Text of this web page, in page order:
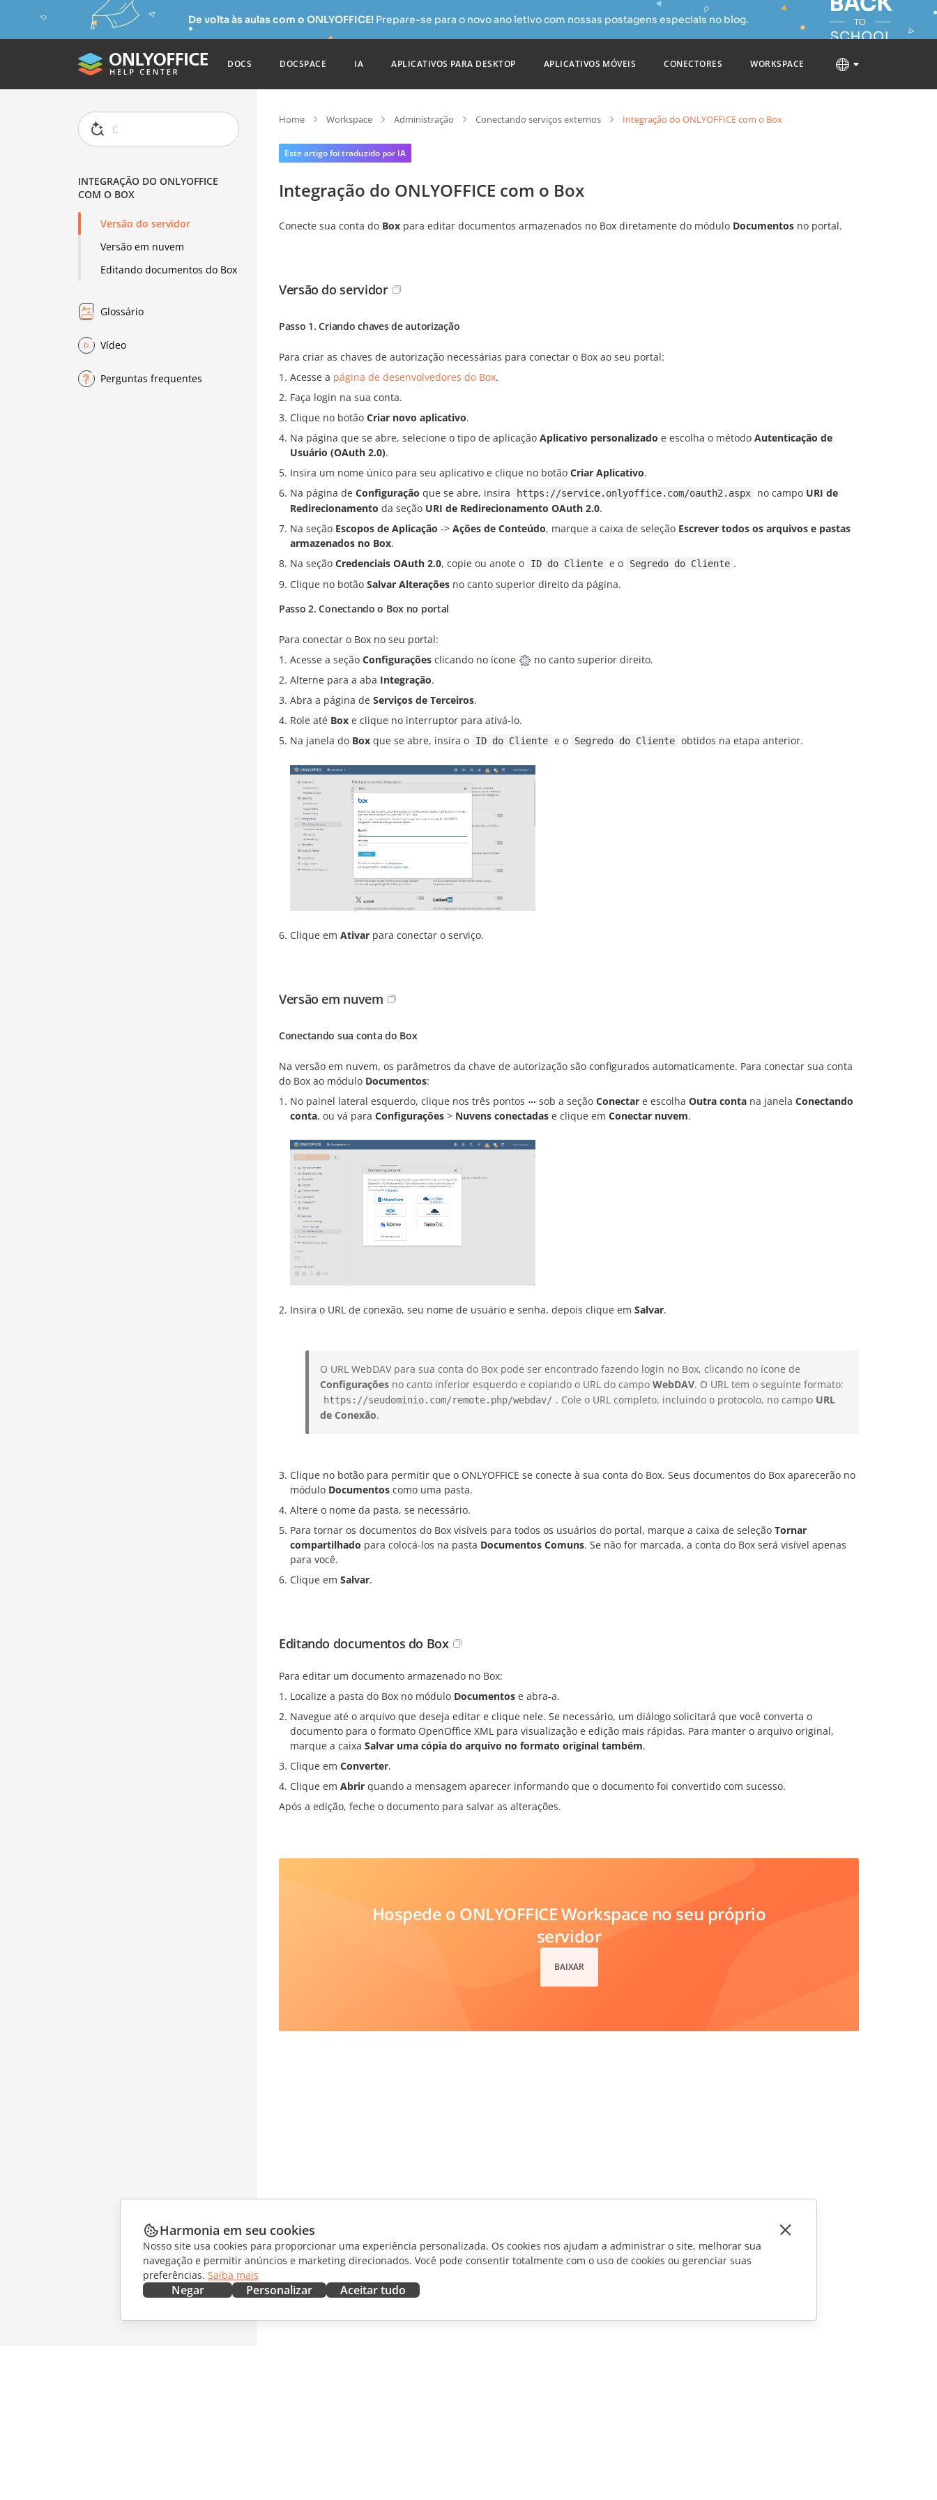
De volta às aulas com o ONLYOFFICE! Prepare-se para o novo ano letivo com nossas postagens especiais no blog.
DOCS DOCSPACE IA APLICATIVOS PARA DESKTOP APLICATIVOS MÓVEIS CONECTORES WORKSPACE
INTEGRAÇÃO DO ONLYOFFICE
COM O BOX
Versão do servidor
Versão em nuvem
Editando documentos do Box
Glossário
Vídeo
Perguntas frequentes
Home Workspace Administração Conectando serviços externos Integração do ONLYOFFICE com o Box
Este artigo foi traduzido por IA
Integração do ONLYOFFICE com o Box
Conecte sua conta do Box para editar documentos armazenados no Box diretamente do módulo Documentos no portal.
Versão do servidor
Passo 1. Criando chaves de autorização
Para criar as chaves de autorização necessárias para conectar o Box ao seu portal:
Acesse a página de desenvolvedores do Box.
Faça login na sua conta.
Clique no botão Criar novo aplicativo.
Na página que se abre, selecione o tipo de aplicação Aplicativo personalizado e escolha o método Autenticação de
Usuário (OAuth 2.0).
Insira um nome único para seu aplicativo e clique no botão Criar Aplicativo.
Na página de Configuração que se abre, insira https://service.onlyoffice.com/oauth2.aspx no campo URI de
Redirecionamento da seção URI de Redirecionamento OAuth 2.0.
Na seção Escopos de Aplicação -> Ações de Conteúdo, marque a caixa de seleção Escrever todos os arquivos e pastas
armazenados no Box.
Na seção Credenciais OAuth 2.0, copie ou anote o ID do Cliente e o Segredo do Cliente .
Clique no botão Salvar Alterações no canto superior direito da página.
Passo 2. Conectando o Box no portal
Para conectar o Box no seu portal:
Acesse a seção Configurações clicando no ícone
no canto superior direito.
Alterne para a aba Integração.
Abra a página de Serviços de Terceiros.
Role até Box e clique no interruptor para ativá-lo.
Na janela do Box que se abre, insira o ID do Cliente e o Segredo do Cliente obtidos na etapa anterior.
Clique em Ativar para conectar o serviço.
Versão em nuvem
Conectando sua conta do Box
Na versão em nuvem, os parâmetros da chave de autorização são configurados automaticamente. Para conectar sua conta
do Box ao módulo Documentos:
No painel lateral esquerdo, clique nos três pontos
sob a seção Conectar e escolha Outra conta na janela Conectando
conta, ou vá para Configurações > Nuvens conectadas e clique em Conectar nuvem.
Insira o URL de conexão, seu nome de usuário e senha, depois clique em Salvar.
O URL WebDAV para sua conta do Box pode ser encontrado fazendo login no Box, clicando no ícone de
Configurações no canto inferior esquerdo e copiando o URL do campo WebDAV. O URL tem o seguinte formato:
https://seudominio.com/remote.php/webdav/ . Cole o URL completo, incluindo o protocolo, no campo URL
de Conexão.
Clique no botão para permitir que o ONLYOFFICE se conecte à sua conta do Box. Seus documentos do Box aparecerão no
módulo Documentos como uma pasta.
Altere o nome da pasta, se necessário.
Para tornar os documentos do Box visíveis para todos os usuários do portal, marque a caixa de seleção Tornar
compartilhado para colocá-los na pasta Documentos Comuns. Se não for marcada, a conta do Box será visível apenas
para você.
Clique em Salvar.
Editando documentos do Box
Para editar um documento armazenado no Box:
Localize a pasta do Box no módulo Documentos e abra-a.
Navegue até o arquivo que deseja editar e clique nele. Se necessário, um diálogo solicitará que você converta o
documento para o formato OpenOffice XML para visualização e edição mais rápidas. Para manter o arquivo original,
marque a caixa Salvar uma cópia do arquivo no formato original também.
Clique em Converter.
Clique em Abrir quando a mensagem aparecer informando que o documento foi convertido com sucesso.
Após a edição, feche o documento para salvar as alterações.
Hospede o ONLYOFFICE Workspace no seu próprio
servidor
BAIXAR
Harmonia em seu cookies
Nosso site usa cookies para proporcionar uma experiência personalizada. Os cookies nos ajudam a administrar o site, melhorar sua
navegação e permitir anúncios e marketing direcionados. Você pode consentir totalmente com o uso de cookies ou gerenciar suas
preferências. Saiba mais
Negar Personalizar Aceitar tudo